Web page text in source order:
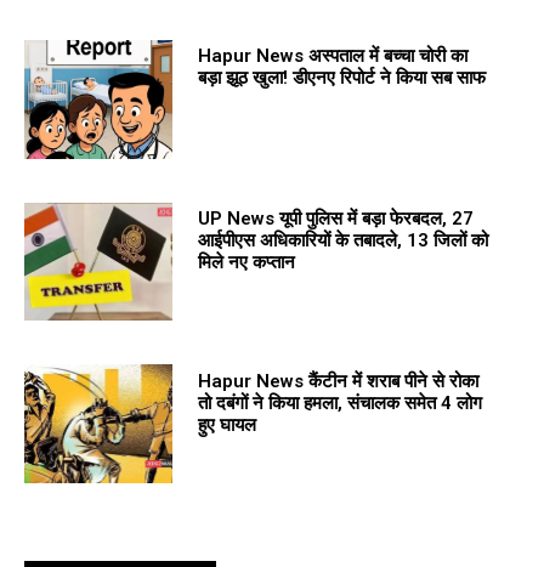
Hapur News अस्पताल में बच्चा चोरी का
बड़ा झूठ खुला! डीएनए रिपोर्ट ने किया सब साफ
UP News यूपी पुलिस में बड़ा फेरबदल, 27
आईपीएस अधिकारियों के तबादले, 13 जिलों को
मिले नए कप्तान
Hapur News कैंटीन में शराब पीने से रोका
तो दबंगों ने किया हमला, संचालक समेत 4 लोग
हुए घायल